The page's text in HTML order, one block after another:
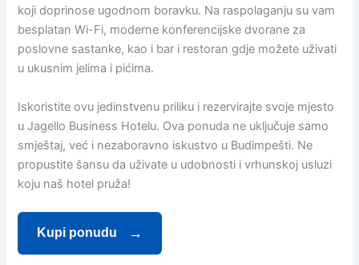
koji doprinose ugodnom boravku. Na raspolaganju su vam
besplatan Wi-Fi, moderne konferencijske dvorane za
poslovne sastanke, kao i bar i restoran gdje možete uživati
u ukusnim jelima i pićima.
Iskoristite ovu jedinstvenu priliku i rezervirajte svoje mjesto
u Jagello Business Hotelu. Ova ponuda ne uključuje samo
smještaj, već i nezaboravno iskustvo u Budimpešti. Ne
propustite šansu da uživate u udobnosti i vrhunskoj usluzi
koju naš hotel pruža!
Kupi ponudu